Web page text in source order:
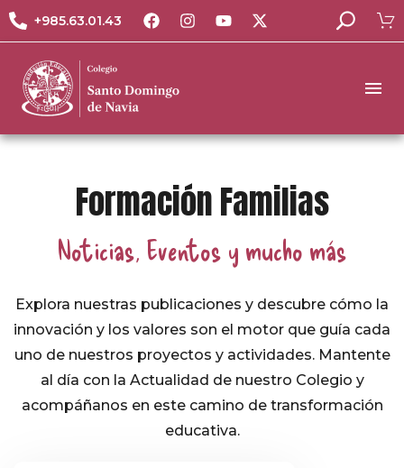
+985.63.01.43
Formación Familias
Noticias, Eventos y mucho más
Explora nuestras publicaciones y descubre cómo la
innovación y los valores son el motor que guía cada
uno de nuestros proyectos y actividades. Mantente
al día con la Actualidad de nuestro Colegio y
acompáñanos en este camino de transformación
educativa.